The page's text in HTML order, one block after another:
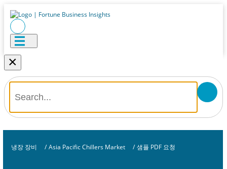
×
냉장 장비 / Asia Pacific Chillers Market / 샘플 PDF 요청